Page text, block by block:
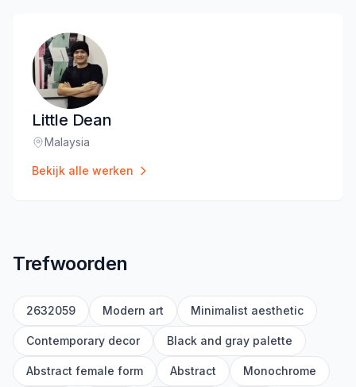
Little Dean
Locatie:
Malaysia
Bekijk alle werken
Trefwoorden
2632059 Modern art Minimalist aesthetic
Contemporary decor Black and gray palette
Abstract female form Abstract Monochrome